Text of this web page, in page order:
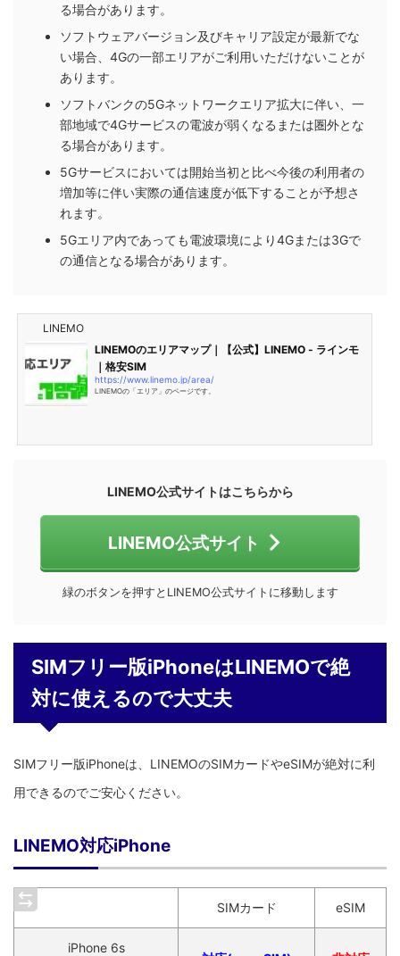
る場合があります。
ソフトウェアバージョン及びキャリア設定が最新でな
い場合、4Gの一部エリアがご利用いただけないことが
あります。
ソフトバンクの5Gネットワークエリア拡大に伴い、一
部地域で4Gサービスの電波が弱くなるまたは圏外とな
る場合があります。
5Gサービスにおいては開始当初と比べ今後の利用者の
増加等に伴い実際の通信速度が低下することが予想さ
れます。
5Gエリア内であっても電波環境により4Gまたは3Gで
の通信となる場合があります。
LINEMO
LINEMOのエリアマップ｜【公式】LINEMO - ラインモ
｜格安SIM
https://www.linemo.jp/area/
LINEMOの「エリア」のページです。
LINEMO公式サイトはこちらから
LINEMO公式サイト
緑のボタンを押すとLINEMO公式サイトに移動します
SIMフリー版iPhoneはLINEMOで絶
対に使えるので大丈夫
SIMフリー版iPhoneは、LINEMOのSIMカードやeSIMが絶対に利
用できるのでご安心ください。
LINEMO対応iPhone
SIMカード eSIM
iPhone 6s